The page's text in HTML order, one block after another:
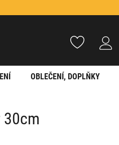
OBLEČENÍ, DOPLŇKY